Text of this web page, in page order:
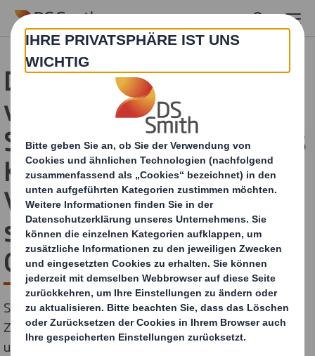
Skip to main content
Die Versandverpackung
von übermorgen: DS
Smith stellt futuristisches
Konzept für intelligente
Verpackungen mit
selbstheilender
Oberfläche vor
Seit 150 Jahren gibt es Verpackungen aus Wellpappe.
Zum Jubiläum wirft DS Smith einen Blick in die Zukunft
und präsentiert das Konzept für die selbstheilende